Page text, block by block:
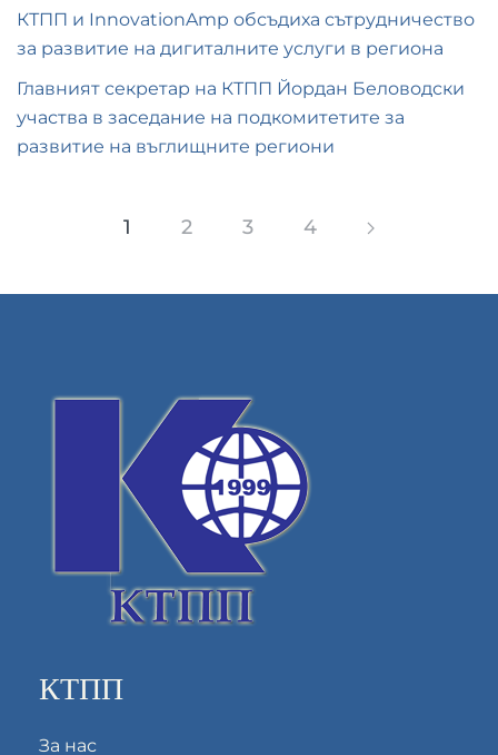
КТПП и InnovationAmp обсъдиха сътрудничество
за развитие на дигиталните услуги в региона
Главният секретар на КТПП Йордан Беловодски
участва в заседание на подкомитетите за
развитие на въглищните региони
1 2 3 4
КТПП
За нас